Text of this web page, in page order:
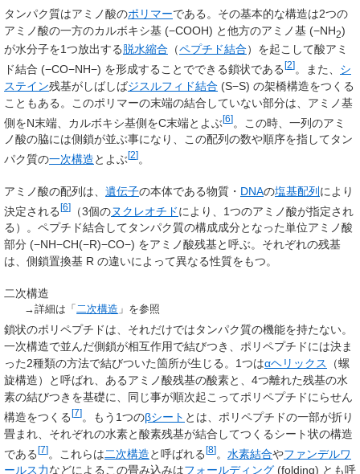
タンパク質はアミノ酸のポリマーである。その基本的な構造は2つの
アミノ酸の一方のカルボキシ基 (−COOH) と他方のアミノ基 (−NH2)
が水分子を1つ放出する脱水縮合 （ペプチド結合）を起こして酸アミ
ド結合 (−CO−NH−) を形成することでできる鎖状である[2]。また、 シ
ステイン残基がしばしばジスルフィド結合 (S−S) の架橋構造をつくる
こともある。このポリマーの末端の結合していない部分は、アミノ基
側をN末端、カルボキシ基側をC末端とよぶ[6]。この時、一列のアミ
ノ酸の脇には側鎖が並ぶ事になり、この配列の数や順序を指してタン
パク質の一次構造とよぶ[2] 。
アミノ酸の配列は、 遺伝子の本体である物質・ DNAの塩基配列により
決定される[6] （3個のヌクレオチドにより、1つのアミノ酸が指定され
る）。ペプチド結合してタンパク質の構成成分となった単位アミノ酸
部分 (−NH−CH(−R)−CO−) をアミノ酸残基と呼ぶ。それぞれの残基
は、側鎖置換基 R の違いによって異なる性質をもつ。
二次構造
→詳細は「二次構造 」を参照
鎖状のポリペプチドは、それだけではタンパク質の機能を持たない。
一次構造で並んだ側鎖が相互作用で結びつき、ポリペプチドには決ま
った2種類の方法で結びついた箇所が生じる。1つはαヘリックス
（螺
旋構造）と呼ばれ、あるアミノ酸残基の酸素と、4つ離れた残基の水
素の結びつきを基礎に、同じ事が順次起こってポリペプチドにらせん
構造をつくる [7] 。もう1つのβシート とは、ポリペプチドの一部が折り
畳まれ、それぞれの水素と酸素残基が結合してつくるシート状の構造
である[7]。これらは二次構造と呼ばれる[8]。 水素結合やファンデルワ
ールス力などによるこの畳み込みはフォールディング (folding) とも呼